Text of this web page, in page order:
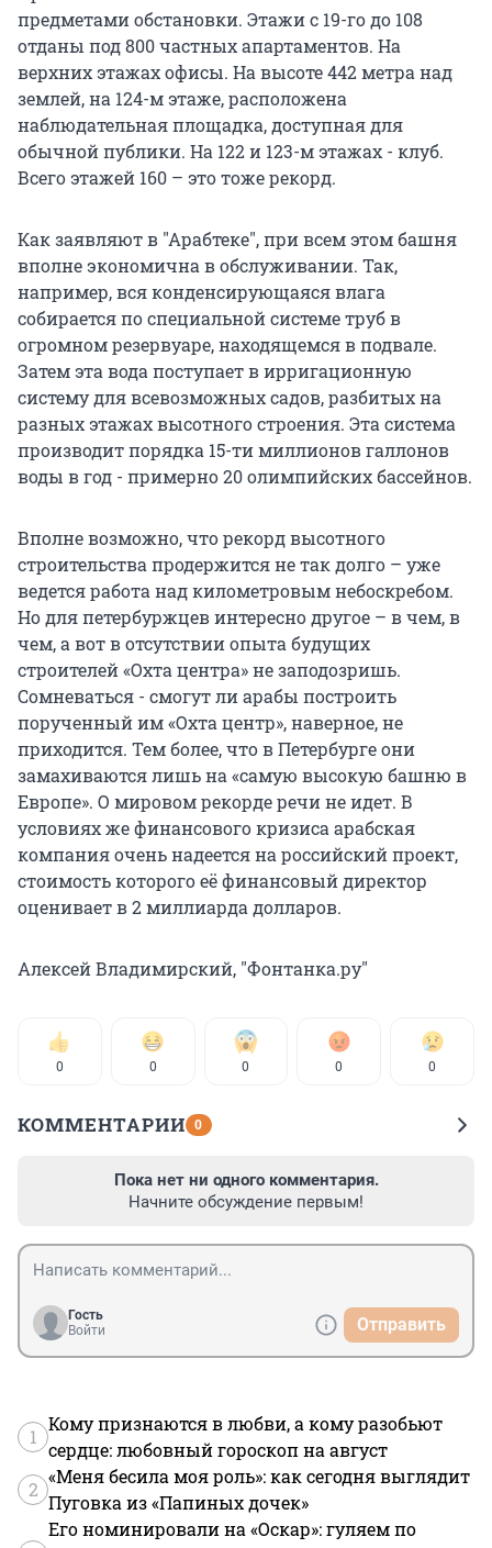
предметами обстановки. Этажи с 19-го до 108
отданы под 800 частных апартаментов. На
верхних этажах офисы. На высоте 442 метра над
землей, на 124-м этаже, расположена
наблюдательная площадка, доступная для
обычной публики. На 122 и 123-м этажах - клуб.
Всего этажей 160 – это тоже рекорд.
Как заявляют в "Арабтеке", при всем этом башня
вполне экономична в обслуживании. Так,
например, вся конденсирующаяся влага
собирается по специальной системе труб в
огромном резервуаре, находящемся в подвале.
Затем эта вода поступает в ирригационную
систему для всевозможных садов, разбитых на
разных этажах высотного строения. Эта система
производит порядка 15-ти миллионов галлонов
воды в год - примерно 20 олимпийских бассейнов.
Вполне возможно, что рекорд высотного
строительства продержится не так долго – уже
ведется работа над километровым небоскребом.
Но для петербуржцев интересно другое – в чем, в
чем, а вот в отсутствии опыта будущих
строителей «Охта центра» не заподозришь.
Сомневаться - смогут ли арабы построить
порученный им «Охта центр», наверное, не
приходится. Тем более, что в Петербурге они
замахиваются лишь на «самую высокую башню в
Европе». О мировом рекорде речи не идет. В
условиях же финансового кризиса арабская
компания очень надеется на российский проект,
стоимость которого её финансовый директор
оценивает в 2 миллиарда долларов.
Алексей Владимирский, "Фонтанка.ру"
0 0 0 0 0
КОММЕНТАРИИ 0
Пока нет ни одного комментария.
Начните обсуждение первым!
Гость
Войти
Отправить
1
Кому признаются в любви, а кому разобьют
сердце: любовный гороскоп на август
2
«Меня бесила моя роль»: как сегодня выглядит
Пуговка из «Папиных дочек»
Его номинировали на «Оскар»: гуляем по